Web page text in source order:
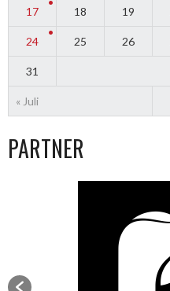
« Juli
17 18 19
24 25 26
31
PARTNER